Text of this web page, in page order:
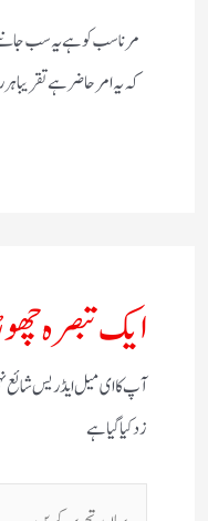
مرنا سب کو ہے یہ سب
کہ یہ امر حاضر ہے تقریبا
ایک تبصرہ
آپ کا ای میل ایڈریس شائع
زد کیا گیا ہے
یہاں